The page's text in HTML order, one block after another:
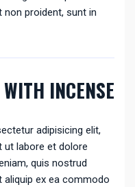
proident, sunt in
INCENSE
adipisicing elit,
ut labore et dolore
quis nostrud
ex ea commodo